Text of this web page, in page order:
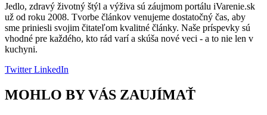
Jedlo, zdravý životný štýl a výživa sú záujmom portálu iVarenie.sk
už od roku 2008. Tvorbe článkov venujeme dostatočný čas, aby
sme priniesli svojim čitateľom kvalitné články. Naše príspevky sú
vhodné pre každého, kto rád varí a skúša nové veci - a to nie len v
kuchyni.
TwitterLinkedIn
MOHLO BY VÁS ZAUJÍMAŤ